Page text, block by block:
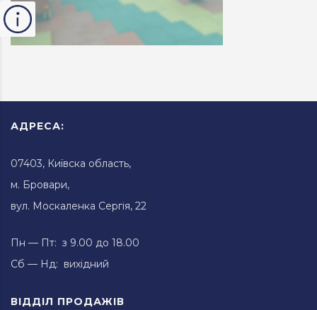
АДРЕСА:
07403, Київска область,
м. Бровари,
вул. Москаленка Сергія, 22
Пн — Пт: з 9.00 до 18.00
Сб — Нд: вихідний
ВІДДІЛ ПРОДАЖІВ